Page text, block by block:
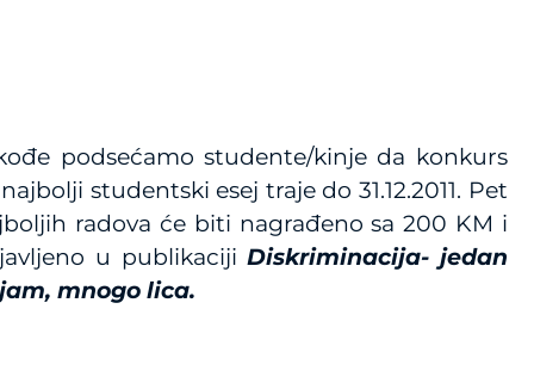
podsećamo studente/kinje da konkurs
studentski esej traje do 31.12.2011. Pet
radova će biti nagrađeno sa 200 KM i
u publikacijiDiskriminacija- jedan
mnogo lica.